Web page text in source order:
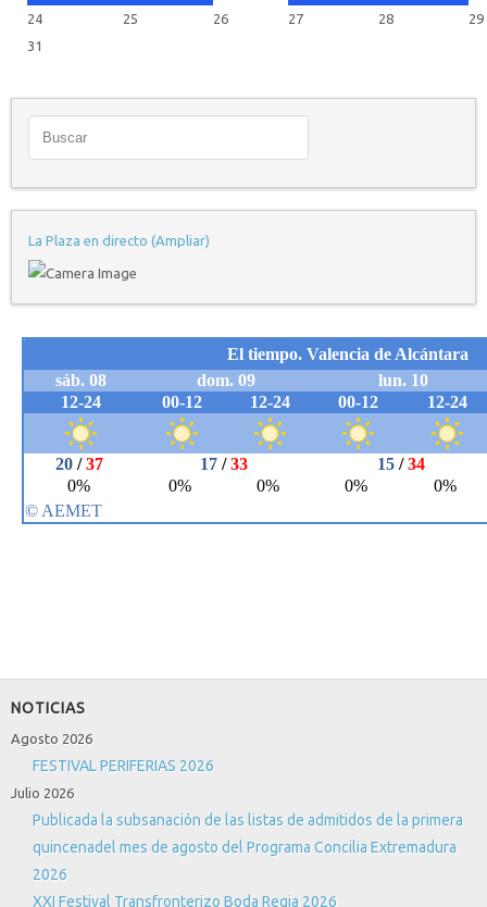
24 25 26 27 28
29
31
La Plaza en directo (Ampliar)
NOTICIAS
Agosto 2026
FESTIVAL PERIFERIAS 2026
Julio 2026
Publicada la subsanación de las listas de admitidos de la primera
quincenadel mes de agosto del Programa Concilia Extremadura
2026
XXI Festival Transfronterizo Boda Regia 2026